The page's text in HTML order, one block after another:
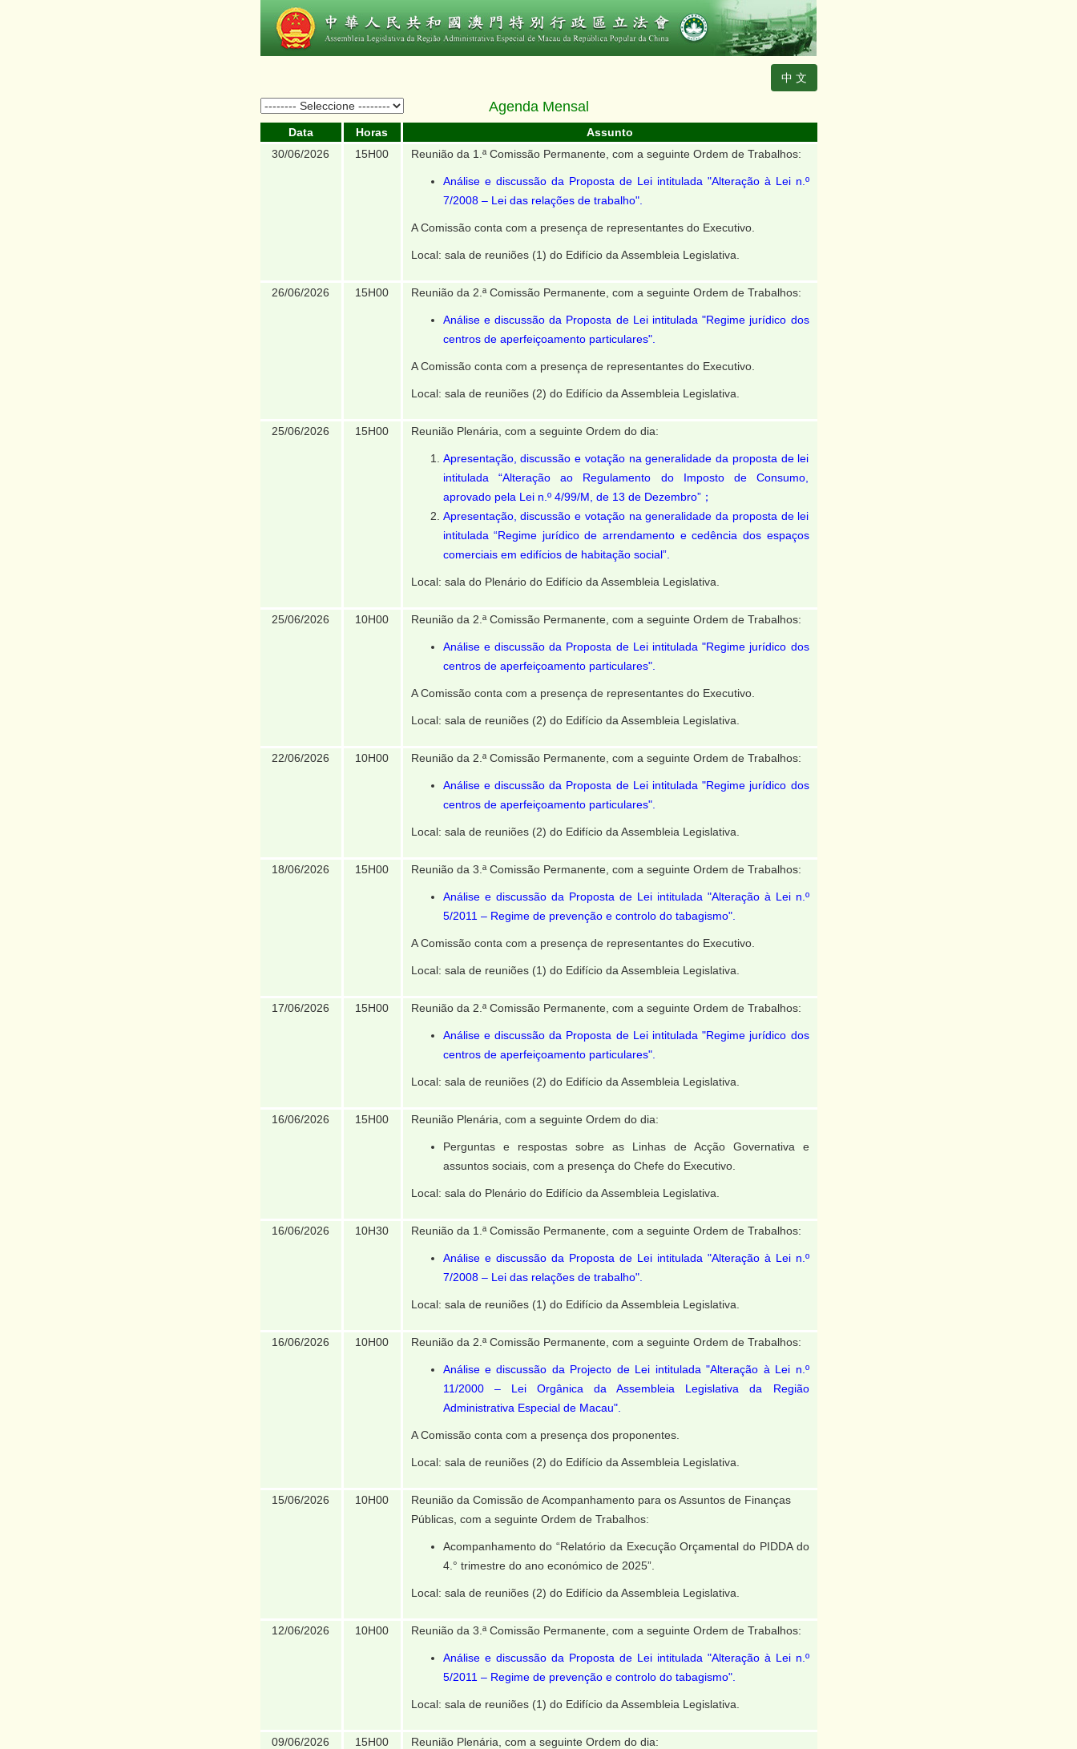
中 文
Agenda Mensal
Data Horas
Assunto
30/06/2026
15H00 Reunião da 1.ª Comissão Permanente, com a seguinte Ordem de Trabalhos:
Análise e discussão da Proposta de Lei intitulada "Alteração à Lei n.º
7/2008 ‒ Lei das relações de trabalho".
A Comissão conta com a presença de representantes do Executivo.
Local: sala de reuniões (1) do Edifício da Assembleia Legislativa.
26/06/2026 15H00 Reunião da 2.ª Comissão Permanente, com a seguinte Ordem de Trabalhos:
Análise e discussão da Proposta de Lei intitulada "Regime jurídico dos
centros de aperfeiçoamento particulares".
A Comissão conta com a presença de representantes do Executivo.
Local: sala de reuniões (2) do Edifício da Assembleia Legislativa.
25/06/2026 15H00 Reunião Plenária, com a seguinte Ordem do dia:
Apresentação, discussão e votação na generalidade da proposta de lei
intitulada “Alteração ao Regulamento do Imposto de Consumo,
aprovado pela Lei n.º 4/99/M, de 13 de Dezembro”；
Apresentação, discussão e votação na generalidade da proposta de lei
intitulada “Regime jurídico de arrendamento e cedência dos espaços
comerciais em edifícios de habitação social”.
Local: sala do Plenário do Edifício da Assembleia Legislativa.
25/06/2026 10H00 Reunião da 2.ª Comissão Permanente, com a seguinte Ordem de Trabalhos:
Análise e discussão da Proposta de Lei intitulada "Regime jurídico dos
centros de aperfeiçoamento particulares".
A Comissão conta com a presença de representantes do Executivo.
Local: sala de reuniões (2) do Edifício da Assembleia Legislativa.
22/06/2026 10H00 Reunião da 2.ª Comissão Permanente, com a seguinte Ordem de Trabalhos:
Análise e discussão da Proposta de Lei intitulada "Regime jurídico dos
centros de aperfeiçoamento particulares".
Local: sala de reuniões (2) do Edifício da Assembleia Legislativa.
18/06/2026 15H00 Reunião da 3.ª Comissão Permanente, com a seguinte Ordem de Trabalhos:
Análise e discussão da Proposta de Lei intitulada "Alteração à Lei n.º
5/2011 – Regime de prevenção e controlo do tabagismo".
A Comissão conta com a presença de representantes do Executivo.
Local: sala de reuniões (1) do Edifício da Assembleia Legislativa.
17/06/2026 15H00 Reunião da 2.ª Comissão Permanente, com a seguinte Ordem de Trabalhos:
Análise e discussão da Proposta de Lei intitulada "Regime jurídico dos
centros de aperfeiçoamento particulares".
Local: sala de reuniões (2) do Edifício da Assembleia Legislativa.
16/06/2026 15H00 Reunião Plenária, com a seguinte Ordem do dia:
Perguntas e respostas sobre as Linhas de Acção Governativa e
assuntos sociais, com a presença do Chefe do Executivo.
Local: sala do Plenário do Edifício da Assembleia Legislativa.
16/06/2026 10H30 Reunião da 1.ª Comissão Permanente, com a seguinte Ordem de Trabalhos:
Análise e discussão da Proposta de Lei intitulada "Alteração à Lei n.º
7/2008 ‒ Lei das relações de trabalho".
Local: sala de reuniões (1) do Edifício da Assembleia Legislativa.
16/06/2026 10H00 Reunião da 2.ª Comissão Permanente, com a seguinte Ordem de Trabalhos:
Análise e discussão da Projecto de Lei intitulada "Alteração à Lei n.º
11/2000 ‒ Lei Orgânica da Assembleia Legislativa da Região
Administrativa Especial de Macau".
A Comissão conta com a presença dos proponentes.
Local: sala de reuniões (2) do Edifício da Assembleia Legislativa.
15/06/2026 10H00
Reunião da Comissão de Acompanhamento para os Assuntos de Finanças
Públicas, com a seguinte Ordem de Trabalhos:
Acompanhamento do “Relatório da Execução Orçamental do PIDDA do
4.° trimestre do ano económico de 2025”.
Local: sala de reuniões (2) do Edifício da Assembleia Legislativa.
12/06/2026 10H00 Reunião da 3.ª Comissão Permanente, com a seguinte Ordem de Trabalhos:
Análise e discussão da Proposta de Lei intitulada "Alteração à Lei n.º
5/2011 – Regime de prevenção e controlo do tabagismo".
Local: sala de reuniões (1) do Edifício da Assembleia Legislativa.
09/06/2026 15H00 Reunião Plenária, com a seguinte Ordem do dia: